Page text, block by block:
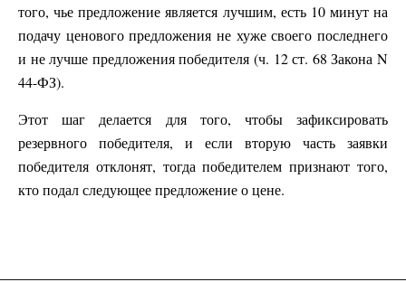
того, чье предложение является лучшим, есть 10 минут на
подачу ценового предложения не хуже своего последнего
и не лучше предложения победителя (ч. 12 ст. 68 Закона N
44-ФЗ).
Этот шаг делается для того, чтобы зафиксировать
резервного победителя, и если вторую часть заявки
победителя отклонят, тогда победителем признают того,
кто подал следующее предложение о цене.